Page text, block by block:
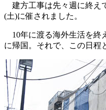
建方工事は先々週に終え
(土)に催されました。
10年に渡る海外生活を終
に帰国。それで、この日程